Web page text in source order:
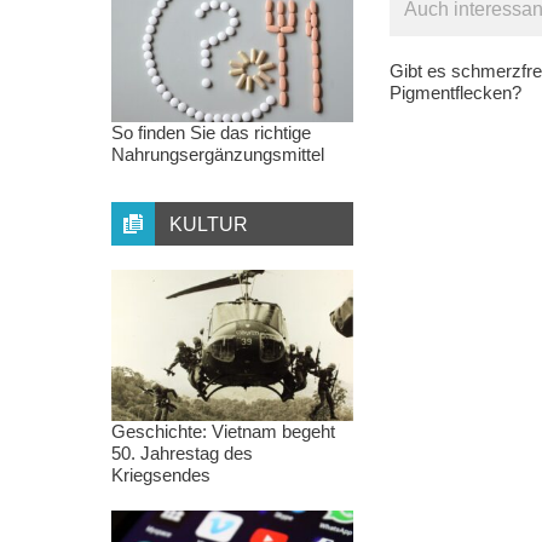
Auch
Gibt es
Pigmentflecken?
So finden Sie das richtige
Nahrungsergänzungsmittel
KULTUR
Geschichte: Vietnam begeht
50. Jahrestag des
Kriegsendes